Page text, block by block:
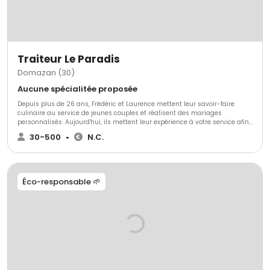
Traiteur Le Paradis
Domazan (30)
Aucune spécialitée proposée
Depuis plus de 26 ans, Frédéric et Laurence mettent leur savoir-faire
culinaire au service de jeunes couples et réalisent des mariages
personnalisés. Aujourd'hui, ils mettent leur expérience à votre service afin
de faire de votre mariage un événement exceptionnel.Le traiteur Paradis
vous offre ses services à Aramon, dans le Gard, et ses alentours. Un choix
30-500 • N.C.
Éco-responsable 🌱